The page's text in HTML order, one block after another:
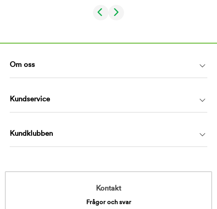
Om oss
Kundservice
Kundklubben
Kontakt
Frågor och svar